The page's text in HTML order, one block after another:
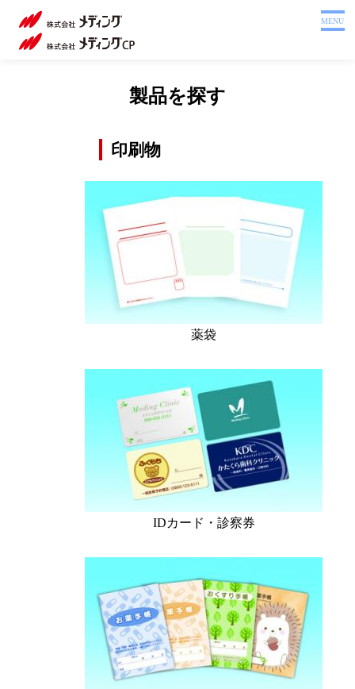
MENU
ホーム
製品を探す
会社案内
採用情報
注文書
Webカタログ
お問い合わせ
製品を探す
印刷物
薬袋
IDカード・診察券